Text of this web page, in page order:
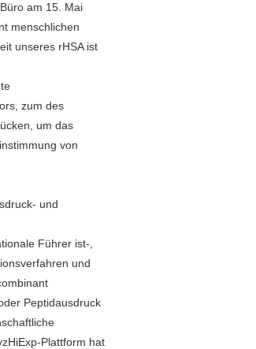
am 15. Mai
menschlichen
unseres rHSA ist
zum des
um das
von
und
Führer ist-,
und
Peptidausdruck
Plattform hat